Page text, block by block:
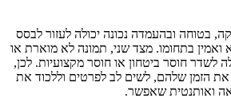
בטוחה ובהעמדה נכונה יכולה לעזור לבסס
בתחומו. מצד שני, תמונה לא מוארת או
לשדר חוסר ביטחון או חוסר מקצועיות. לכן,
את הזמן שלהם, לשים לב לפרטים וללכוד את
ואותנטית שאפשר.